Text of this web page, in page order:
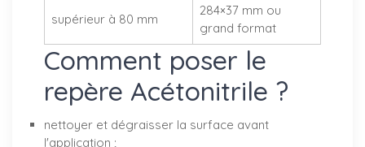
supérieur à 80 mm
284×37 mm ou
grand format
Comment poser le
repère Acétonitrile ?
nettoyer et dégraisser la surface avant
l'application ;